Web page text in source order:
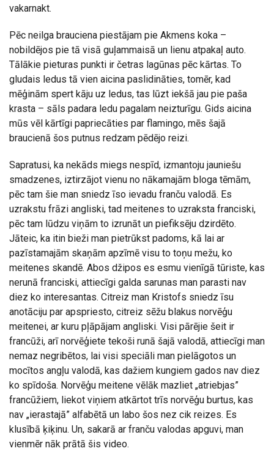
vakarnakt.
Pēc neilga brauciena piestājam pie Akmens koka –
nobildējos pie tā visā guļammaisā un lienu atpakaļ auto.
Tālākie pieturas punkti ir četras lagūnas pēc kārtas. To
gludais ledus tā vien aicina paslidināties, tomēr, kad
mēģinām spert kāju uz ledus, tas lūzt iekšā jau pie paša
krasta – sāls padara ledu pagalam neizturīgu. Gids aicina
mūs vēl kārtīgi papriecāties par flamingo, mēs šajā
braucienā šos putnus redzam pēdējo reizi.
Sapratusi, ka nekāds miegs nespīd, izmantoju jauniešu
smadzenes, iztirzājot vienu no nākamajām bloga tēmām,
pēc tam šie man sniedz īso ievadu franču valodā. Es
uzrakstu frāzi angliski, tad meitenes to uzraksta franciski,
pēc tam lūdzu viņām to izrunāt un piefiksēju dzirdēto.
Jāteic, ka itin bieži man pietrūkst padoms, kā lai ar
pazīstamajām skaņām apzīmē visu to toņu mežu, ko
meitenes skandē. Abos džipos es esmu vienīgā tūriste, kas
nerunā franciski, attiecīgi galda sarunas man parasti nav
diez ko interesantas. Citreiz man Kristofs sniedz īsu
anotāciju par apspriesto, citreiz sēžu blakus norvēģu
meitenei, ar kuru pļāpājam angliski. Visi pārējie šeit ir
francūži, arī norvēģiete tekoši runā šajā valodā, attiecīgi man
nemaz negribētos, lai visi speciāli man pielāgotos un
mocītos angļu valodā, kas dažiem kungiem gados nav diez
ko spīdoša. Norvēģu meitene vēlāk mazliet „atriebjas”
francūžiem, liekot viņiem atkārtot trīs norvēģu burtus, kas
nav „ierastajā” alfabētā un labo šos nez cik reizes. Es
klusībā ķiķinu. Un, sakarā ar franču valodas apguvi, man
vienmēr nāk prātā šis video.